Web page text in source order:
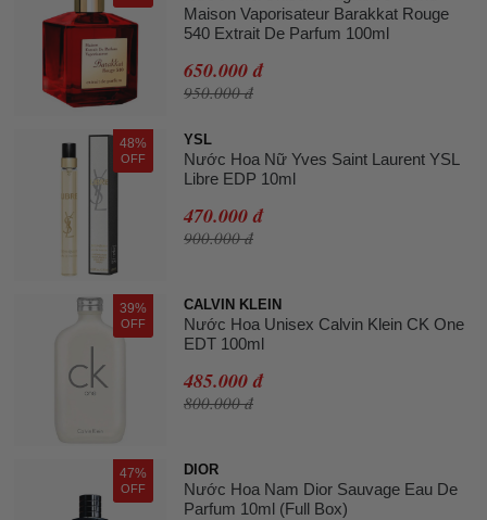
Maison Vaporisateur Barakkat Rouge
540 Extrait De Parfum 100ml
650.000 đ
950.000 đ
48%
OFF
YSL
Nước Hoa Nữ Yves Saint Laurent YSL
Libre EDP 10ml
470.000 đ
900.000 đ
39%
OFF
CALVIN KLEIN
Nước Hoa Unisex Calvin Klein CK One
EDT 100ml
485.000 đ
800.000 đ
47%
OFF
DIOR
Nước Hoa Nam Dior Sauvage Eau De
Parfum 10ml (Full Box)